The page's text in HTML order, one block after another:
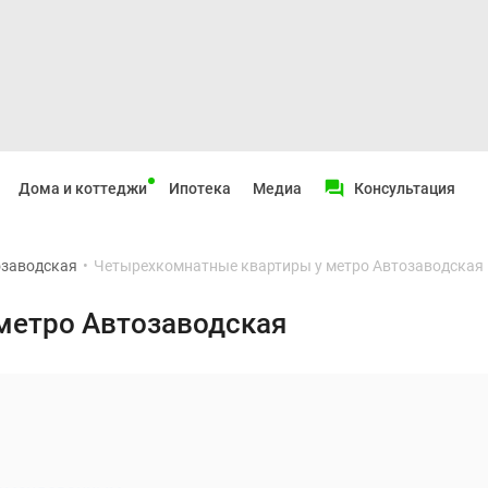
Дома и коттеджи Ипотека Медиа Консультация
• Четырехкомнатные квартиры у метро Автозаводская
Автозаводская